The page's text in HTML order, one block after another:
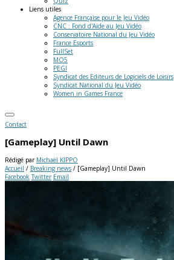
Liens utiles
Agence Française pour le Jeu Vidéo
CNC : Fond d'Aide au Jeu Vidéo
Conservatoire National du Jeu Vidéo
France Esports
FullSet
MO5
PEGI
Syndicat des Editeurs de Logiciels de Loisirs
Syndicat National du Jeu Vidéo
Women in Games France
Contact
[Gameplay] Until Dawn
Rédigé par Michaël KIPPO
Accueil / Breaking news / [Gameplay] Until Dawn
Facebook Twitter Email